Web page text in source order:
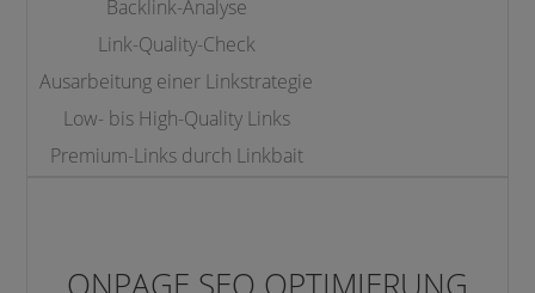
Backlink-Analyse
Link-Quality-Check
Ausarbeitung einer Linkstrategie
Low- bis High-Quality Links
Premium-Links durch Linkbait
ONPAGE SEO OPTIMIERUNG